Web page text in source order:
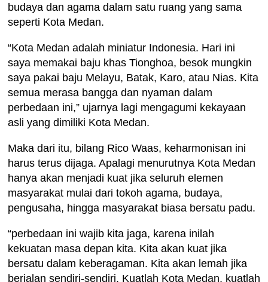
budaya dan agama dalam satu ruang yang sama
seperti Kota Medan.
“Kota Medan adalah miniatur Indonesia. Hari ini
saya memakai baju khas Tionghoa, besok mungkin
saya pakai baju Melayu, Batak, Karo, atau Nias. Kita
semua merasa bangga dan nyaman dalam
perbedaan ini,” ujarnya lagi mengagumi kekayaan
asli yang dimiliki Kota Medan.
Maka dari itu, bilang Rico Waas, keharmonisan ini
harus terus dijaga. Apalagi menurutnya Kota Medan
hanya akan menjadi kuat jika seluruh elemen
masyarakat mulai dari tokoh agama, budaya,
pengusaha, hingga masyarakat biasa bersatu padu.
“perbedaan ini wajib kita jaga, karena inilah
kekuatan masa depan kita. Kita akan kuat jika
bersatu dalam keberagaman. Kita akan lemah jika
berjalan sendiri-sendiri. Kuatlah Kota Medan, kuatlah